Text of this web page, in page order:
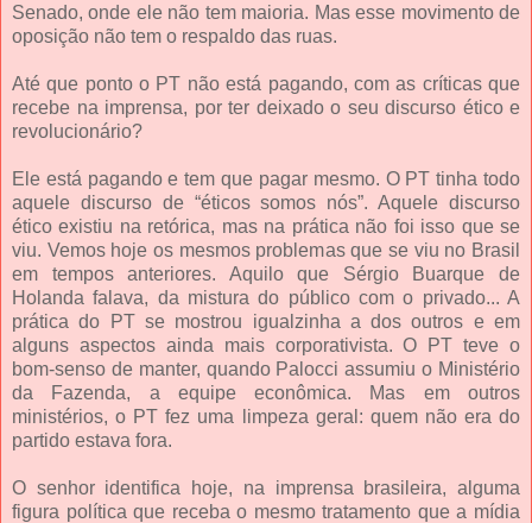
Senado, onde ele não tem maioria. Mas esse movimento de
oposição não tem o respaldo das ruas.
Até que ponto o PT não está pagando, com as críticas que
recebe na imprensa, por ter deixado o seu discurso ético e
revolucionário?
Ele está pagando e tem que pagar mesmo. O PT tinha todo
aquele discurso de “éticos somos nós”. Aquele discurso
ético existiu na retórica, mas na prática não foi isso que se
viu. Vemos hoje os mesmos problemas que se viu no Brasil
em tempos anteriores. Aquilo que Sérgio Buarque de
Holanda falava, da mistura do público com o privado... A
prática do PT se mostrou igualzinha a dos outros e em
alguns aspectos ainda mais corporativista. O PT teve o
bom-senso de manter, quando Palocci assumiu o Ministério
da Fazenda, a equipe econômica. Mas em outros
ministérios, o PT fez uma limpeza geral: quem não era do
partido estava fora.
O senhor identifica hoje, na imprensa brasileira, alguma
figura política que receba o mesmo tratamento que a mídia